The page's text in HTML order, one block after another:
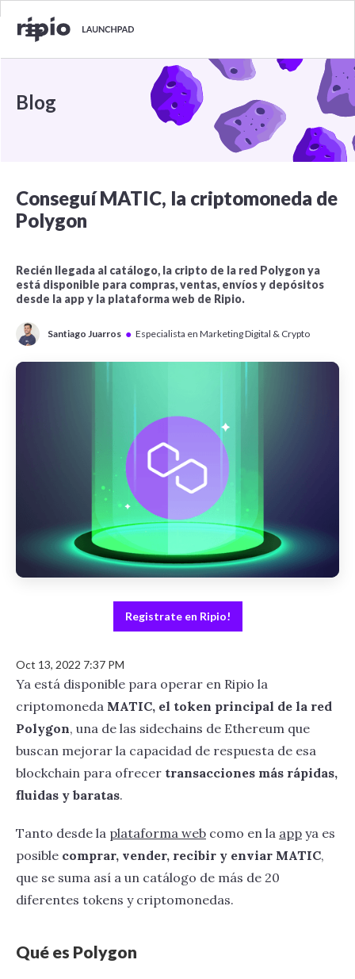
Blog
Conseguí MATIC, la criptomoneda de
Polygon
Recién llegada al catálogo, la cripto de la red Polygon ya
está disponible para compras, ventas, envíos y depósitos
desde la app y la plataforma web de Ripio.
Santiago Juarros ● Especialista en Marketing Digital & Crypto
Registrate en Ripio!
Oct 13, 2022 7:37 PM
Ya está disponible para operar en Ripio la
criptomoneda MATIC, el token principal de la red
Polygon, una de las sidechains de Ethereum que
buscan mejorar la capacidad de respuesta de esa
blockchain para ofrecer transacciones más rápidas,
fluidas y baratas.
Tanto desde la plataforma web como en la app ya es
posible comprar, vender, recibir y enviar MATIC,
que se suma así a un catálogo de más de 20
diferentes tokens y criptomonedas.
Qué es Polygon